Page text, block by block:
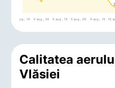
7 aug., 18 8 aug., 06 8 aug., 18 9 aug., 06 9 aug., 18 10
Calitatea
Vlăsiei